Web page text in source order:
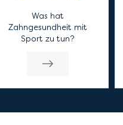
Was hat
Zahngesundheit mit
Sport zu tun?